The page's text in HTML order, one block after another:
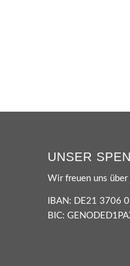
UNSER
Wir freuen uns
IBAN: DE21 3706
BIC: